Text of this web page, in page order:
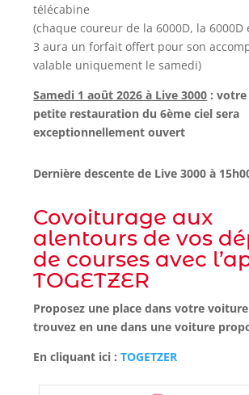
télécabine
(chaque coureur de la 6000D, la 6000D
3 aura un forfait offert pour son
valable uniquement le samedi)
Samedi 1 août 2026 à Live 3000 :
petite restauration du 6ème ciel sera
exceptionnellement ouvert
Dernière descente de Live 3000 à
Covoiturage aux
alentours de vos
de courses avec
TOGETZER
Proposez une place dans votre
trouvez en une dans une voiture
En cliquant ici :TOGETZER